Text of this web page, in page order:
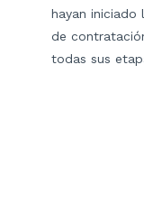
hayan
de
todas sus